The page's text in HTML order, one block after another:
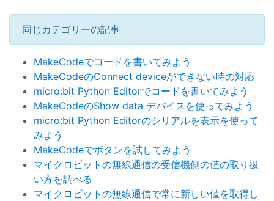
同じカテゴリーの記事
MakeCodeでコードを書いてみよう
MakeCodeのConnect deviceができない時の対応
micro:bit Python Editorでコードを書いてみよう
MakeCodeのShow data デバイスを使ってみよう
micro:bit Python Editorのシリアルを表示を使って
みよう
MakeCodeでボタンを試してみよう
マイクロビットの無線通信の受信機側の値の取り扱
い方を調べる
マイクロビットの無線通信で常に新しい値を取得し